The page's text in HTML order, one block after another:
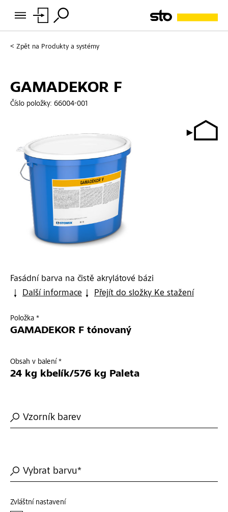
Zpět na Produkty a systémy
GAMADEKOR F
Číslo položky: 66004-001
Fasádní barva na čistě akrylátové bázi
Další informace
Přejít do složky Ke stažení
Položka *
GAMADEKOR F tónovaný
Obsah v balení *
24 kg kbelík/576 kg Paleta
Vzorník barev
Vybrat barvu*
Zvláštní nastavení